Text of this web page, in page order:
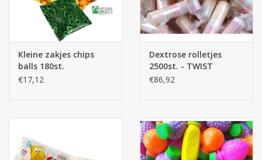
Kleine zakjes chips
balls 180st.
€17,12
Dextrose rolletjes
2500st. - TWIST
€86,92